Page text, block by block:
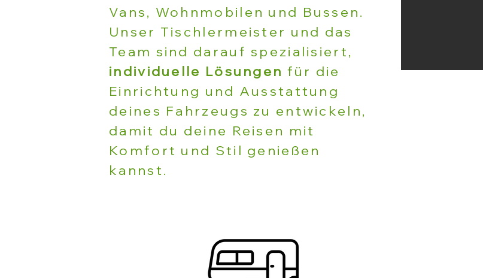
Vans, Wohnmobilen und Bussen.
Unser Tischlermeister und das
Team sind darauf spezialisiert,
individuelle Lösungen für die
Einrichtung und Ausstattung
deines Fahrzeugs zu entwickeln,
damit du deine Reisen mit
Komfort und Stil genießen
kannst.